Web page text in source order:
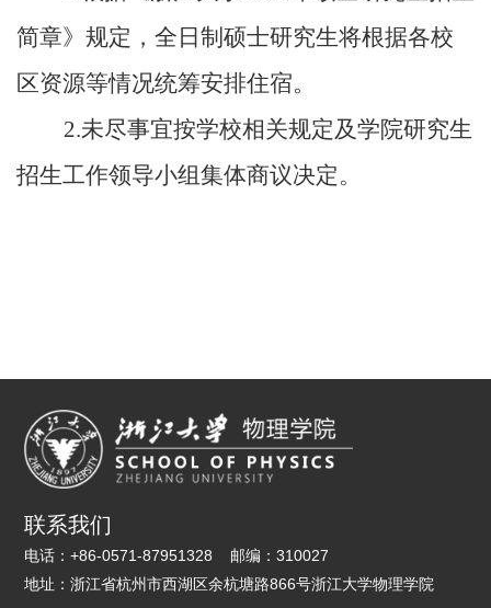
简章》规定，全日制硕士研究生将根据各校
区资源等情况统筹安排住宿。
2.未尽事宜按学校相关规定及学院研究生
招生工作领导小组集体商议决定。
联系我们
电话：+86-0571-87951328 邮编：310027
地址：浙江省杭州市西湖区余杭塘路866号浙江大学物理学院